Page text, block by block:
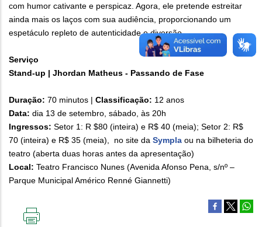
com humor cativante e perspicaz. Agora, ele pretende estreitar
ainda mais os laços com sua audiência, proporcionando um
espetáculo repleto de autenticidade e diversão.
Serviço
Stand-up | Jhordan Matheus - Passando de Fase
Duração: 70 minutos | Classificação: 12 anos
Data: dia 13 de setembro, sábado, às 20h
Ingressos: Setor 1: R $80 (inteira) e R$ 40 (meia); Setor 2: R$
70 (inteira) e R$ 35 (meia), no site da Sympla ou na bilheteria do
teatro (aberta duas horas antes da apresentação)
Local: Teatro Francisco Nunes (Avenida Afonso Pena, s/nº –
Parque Municipal Américo Renné Giannetti)